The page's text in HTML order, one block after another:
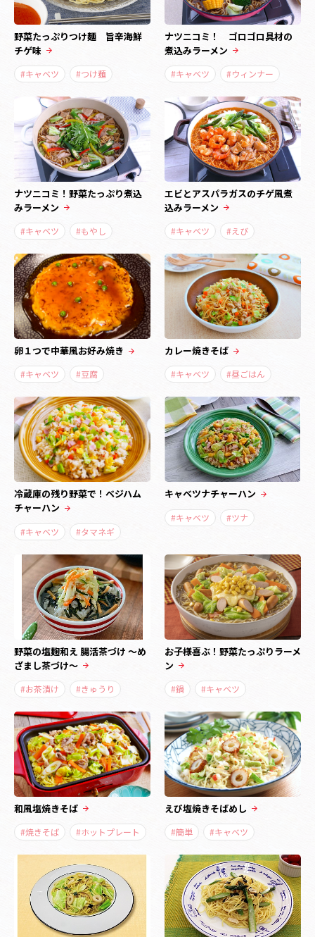
野菜たっぷりつけ麺 旨辛海鮮
チゲ味
#キャベツ #つけ麺
ナツニコミ！ ゴロゴロ具材の
煮込みラーメン
#キャベツ #ウィンナー
ナツニコミ！野菜たっぷり煮込
みラーメン
#キャベツ #もやし
エビとアスパラガスのチゲ風煮
込みラーメン
#キャベツ #えび
卵１つで中華風お好み焼き
#キャベツ #豆腐
カレー焼きそば
#キャベツ #昼ごはん
冷蔵庫の残り野菜で！ベジハム
チャーハン
#キャベツ #タマネギ
キャベツナチャーハン
#キャベツ #ツナ
野菜の塩麹和え 腸活茶づけ ～め
ざまし茶づけ～
#お茶漬け #きゅうり
お子様喜ぶ！野菜たっぷりラーメ
ン
#鍋 #キャベツ
和風塩焼きそば
#焼きそば #ホットプレート
えび塩焼きそばめし
#簡単 #キャベツ